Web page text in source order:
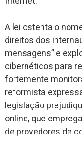
A lei ostenta o
direitos dos
mensagens” e
cibernéticos para
fortemente
reformista
legislação
online, que
de provedores de